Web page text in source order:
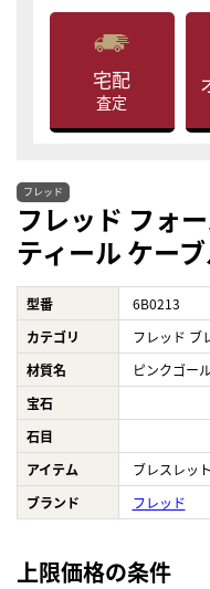
宅配
査定
フレッド
フレッド フォ
ティール ケー
型番
6B0213
カテゴリ
フレッド ブ
材質名
ピンクゴー
宝石
石目
アイテム
ブレスレッ
ブランド
フレッド
上限価格の条件